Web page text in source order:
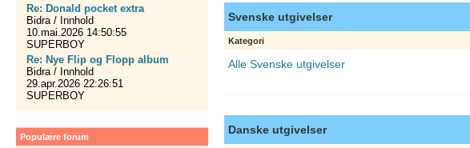
Re: Donald pocket extra
Bidra / Innhold
10.mai.2026 14:50:55
SUPERBOY
Re: Nye Flip og Flopp album
Bidra / Innhold
29.apr.2026 22:26:51
SUPERBOY
Populære forum
Svenske utgivelser
Kategori
Alle Svenske utgivelser
Danske utgivelser